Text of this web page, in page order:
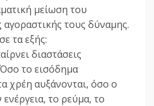
μείωση του
αγοραστικής τους δύναμης.
τα εξής:
διαστάσεις
το εισόδημα
χρέη αυξάνονται, όσο ο
το ρεύμα, το